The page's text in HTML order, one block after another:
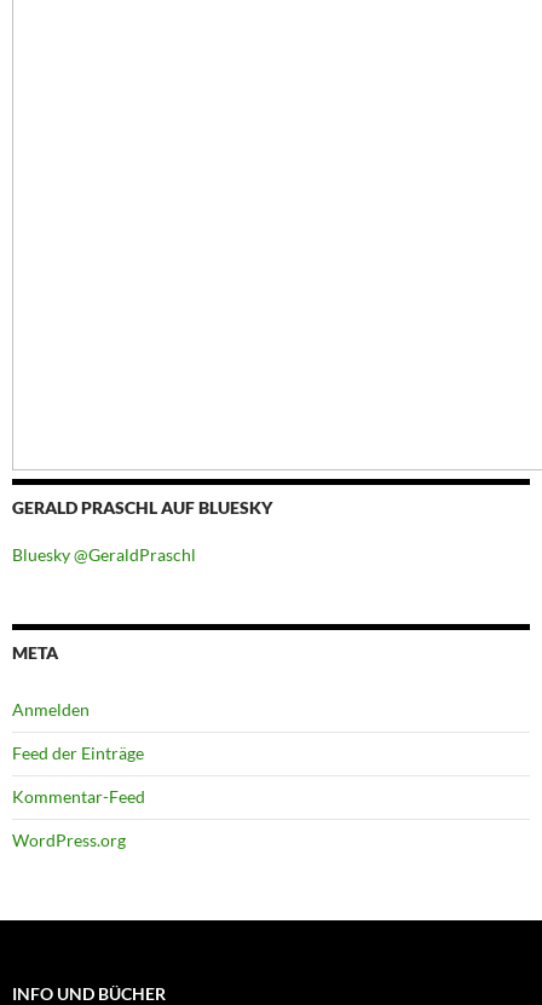
GERALD PRASCHL AUF BLUESKY
Bluesky @GeraldPraschl
META
Anmelden
Feed der Einträge
Kommentar-Feed
WordPress.org
INFO UND BÜCHER